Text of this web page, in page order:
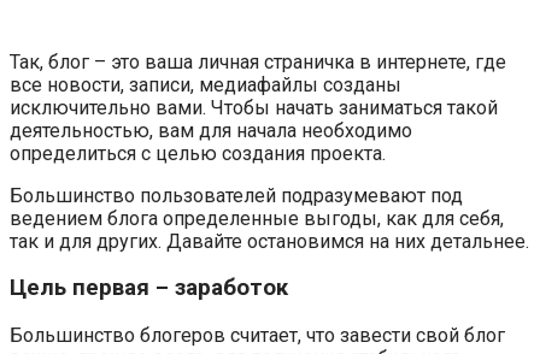
Так, блог – это ваша личная страничка в интернете, где
все новости, записи, медиафайлы созданы
исключительно вами. Чтобы начать заниматься такой
деятельностью, вам для начала необходимо
определиться с целью создания проекта.
Большинство пользователей подразумевают под
ведением блога определенные выгоды, как для себя,
так и для других. Давайте остановимся на них детальнее.
Цель первая – заработок
Большинство блогеров считает, что завести свой блог